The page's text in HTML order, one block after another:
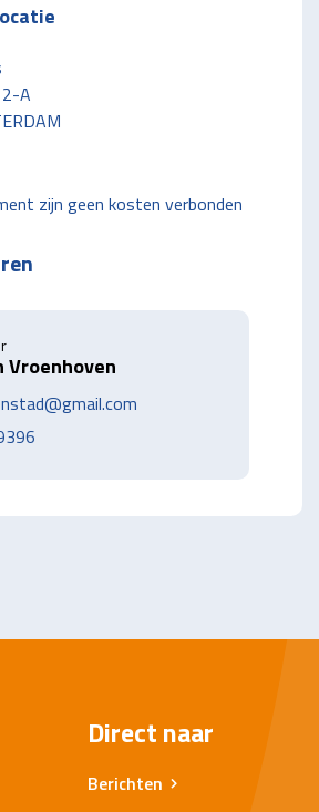
A
zijn geen kosten verbonden
Vroenhoven
Direct naar
Berichten